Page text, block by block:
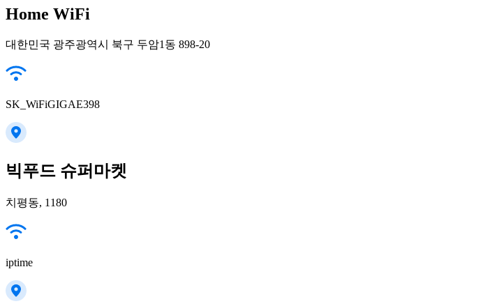
Home WiFi
대한민국 광주광역시 북구 두암1동 898-20
SK_WiFiGIGAE398
빅푸드 슈퍼마켓
치평동, 1180
iptime